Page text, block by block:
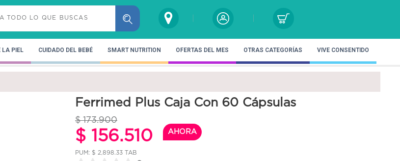
LA PIEL CUIDADO DEL BEBÉ SMART NUTRITION OFERTAS DEL MES OTRAS CATEGORÍAS VIVE CONSENTIDO
Ferrimed Plus Caja Con 60 Cápsulas
$ 173.900
$ 156.510 AHORA
PUM: $ 2,898.33 TAB